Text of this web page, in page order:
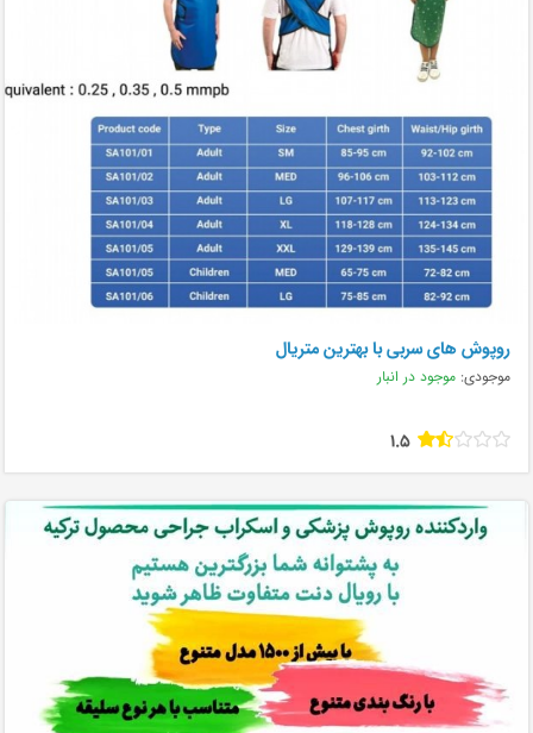
روپوش های سربی با بهترین متریال
موجودی: موجود در انبار
1.5